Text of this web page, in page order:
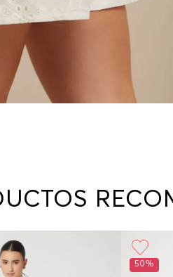
50%